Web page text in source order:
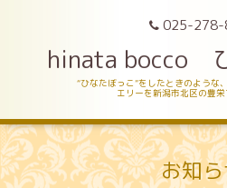
025-278-
hinata bocco
“ひなたぼっこ”をしたときのような
エリーを新潟市北区の豊
お知